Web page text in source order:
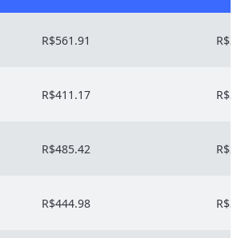
R$561.91
R$411.17
R$485.42
R$444.98